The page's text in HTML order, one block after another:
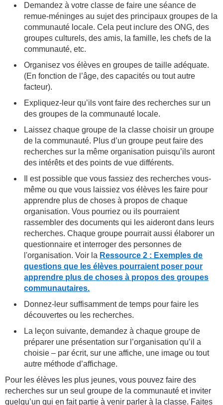
Demandez à votre classe de faire une séance de
remue-méninges au sujet des principaux groupes de la
communauté locale. Cela peut inclure des ONG, des
groupes culturels, des amis, la famille, les chefs de la
communauté, etc.
Organisez vos élèves en groupes de taille adéquate.
(En fonction de l’âge, des capacités ou tout autre
facteur).
Expliquez-leur qu’ils vont faire des recherches sur un
des groupes de la communauté locale.
Laissez chaque groupe de la classe choisir un groupe
de la communauté. Plus d’un groupe peut faire des
recherches sur la même organisation puisqu’ils auront
des intérêts et des points de vue différents.
Il est possible que vous fassiez des recherches vous-
même ou que vous laissiez vos élèves les faire pour
apprendre plus de choses à propos de chaque
organisation. Vous pourriez ou ils pourraient
rassembler des documents qui les aideront dans leurs
recherches. Chaque groupe pourrait aussi élaborer un
questionnaire et interroger des personnes de
l'organisation. Voir la Ressource 2 : Exemples de
questions que les élèves pourraient poser pour
apprendre plus de choses à propos des groupes
communautaires.
Donnez-leur suffisamment de temps pour faire les
découvertes ou les recherches.
La leçon suivante, demandez à chaque groupe de
préparer une présentation sur l’organisation qu’il a
choisie – par écrit, sur une affiche, une image ou tout
autre méthode d’affichage.
Pour les élèves les plus jeunes, vous pouvez faire des
recherches sur un seul groupe de la communauté et inviter
quelqu’un qui en fait partie à venir parler à la classe. Faites